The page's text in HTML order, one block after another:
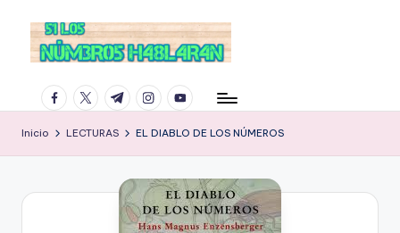
facebook.com
twitter.com
t.me instagram.com
youtube.com
Inicio LECTURAS EL DIABLO DE LOS NÚMEROS